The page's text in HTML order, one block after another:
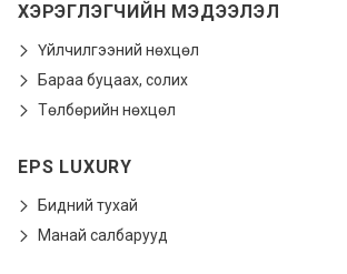
ХЭРЭГЛЭГЧИЙН МЭДЭЭЛЭЛ
Үйлчилгээний нөхцөл
Бараа буцаах, солих
Төлбөрийн нөхцөл
EPS LUXURY
Бидний тухай
Манай салбарууд